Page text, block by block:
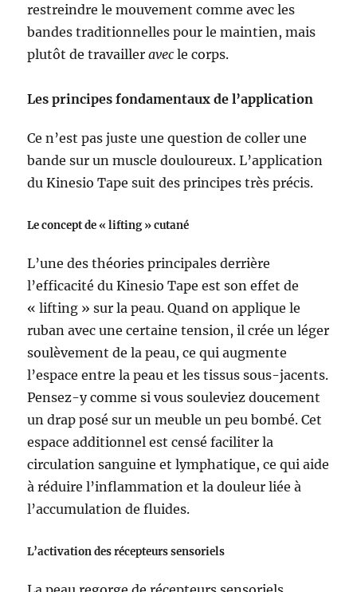
restreindre le mouvement comme avec les
bandes traditionnelles pour le maintien, mais
plutôt de travailleravec le corps.
Les principes fondamentaux de l’application
Ce n’est pas juste une question de coller une
bande sur un muscle douloureux. L’application
du Kinesio Tape suit des principes très précis.
Le concept de « lifting » cutané
L’une des théories principales derrière
l’efficacité du Kinesio Tape est son effet de
« lifting » sur la peau. Quand on applique le
ruban avec une certaine tension, il crée un léger
soulèvement de la peau, ce qui augmente
l’espace entre la peau et les tissus sous-jacents.
Pensez-y comme si vous souleviez doucement
un drap posé sur un meuble un peu bombé. Cet
espace additionnel est censé faciliter la
circulation sanguine et lymphatique, ce qui aide
à réduire l’inflammation et la douleur liée à
l’accumulation de fluides.
L’activation des récepteurs sensoriels